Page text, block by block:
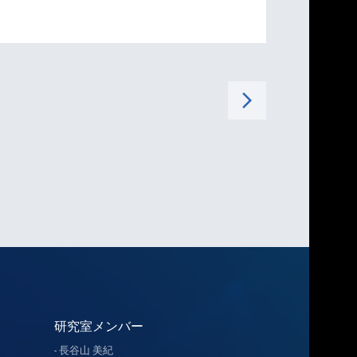
arrow_forward_ios
研究室メンバー
長谷山 美紀